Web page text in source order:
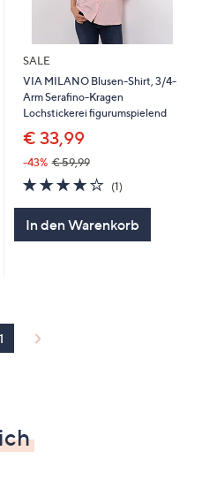
SALE
VIA MILANO Blusen-Shirt, 3/4-
Arm Serafino-Kragen
Lochstickerei figurumspielend
€ 33,99
-43% € 59,99
4.0
von
(1)1
In den Warenkorb
1